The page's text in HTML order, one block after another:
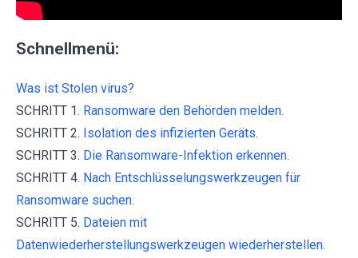
Schnellmenü:
Was ist Stolen virus?
SCHRITT 1. Ransomware den Behörden melden.
SCHRITT 2. Isolation des infizierten Geräts.
SCHRITT 3. Die Ransomware-Infektion erkennen.
SCHRITT 4. Nach Entschlüsselungswerkzeugen für
Ransomware suchen.
SCHRITT 5. Dateien mit
Datenwiederherstellungswerkzeugen wiederherstellen.